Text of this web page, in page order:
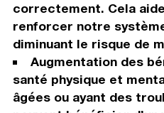
correctement. Cela
renforcer notre
diminuant le risque de
Augmentation des
santé physique et
âgées ou ayant des